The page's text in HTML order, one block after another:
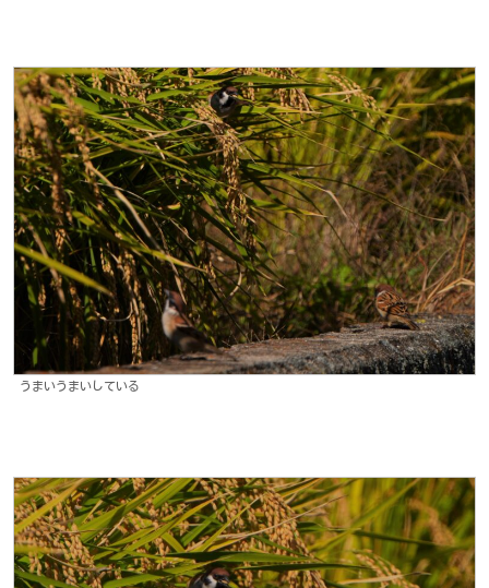
うまいうまいしている